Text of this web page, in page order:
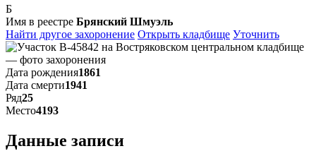
Б
Имя в реестре Брянский Шмуэль
Найти другое захоронение Открыть кладбище Уточнить
Дата рождения1861
Дата смерти1941
Ряд25
Место4193
Данные записи